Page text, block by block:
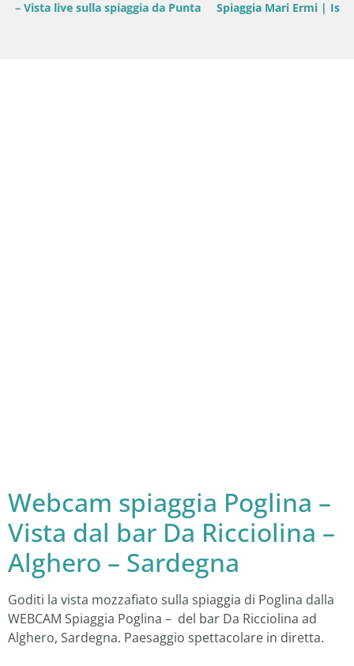
Spiaggia Mari Ermi | Is Arutas – Oristano
Webcam spiaggia Poglina –
Vista dal bar Da Ricciolina –
Alghero – Sardegna
Goditi la vista mozzafiato sulla spiaggia di Poglina dalla
WEBCAM Spiaggia Poglina – del bar Da Ricciolina ad
Alghero, Sardegna. Paesaggio spettacolare in diretta.